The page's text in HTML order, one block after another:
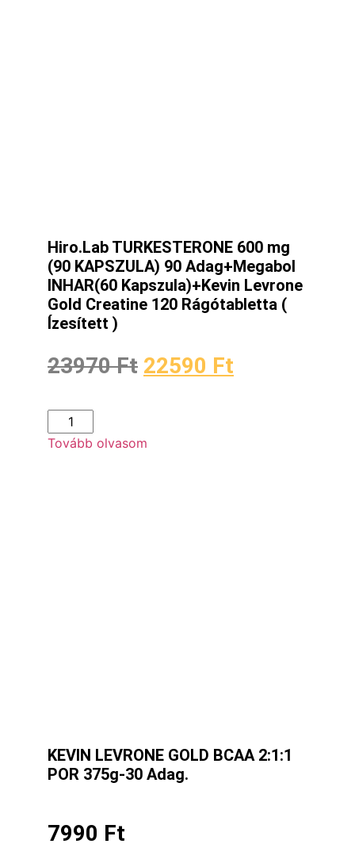
Hiro.Lab TURKESTERONE 600 mg
(90 KAPSZULA) 90 Adag+Megabol
INHAR(60 Kapszula)+Kevin Levrone
Gold Creatine 120 Rágótabletta (
Ízesített )
23970Ft 22590 Ft
Tovább olvasom
KEVIN LEVRONE GOLD BCAA 2:1:1
POR 375g-30 Adag.
7990 Ft